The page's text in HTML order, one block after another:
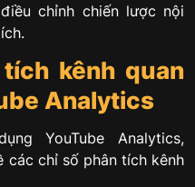
chỉnh chiến lược nội
kênh quan
Analytics
YouTube Analytics,
các chỉ số phân tích kênh